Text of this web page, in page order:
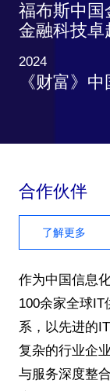
福布斯中国
金融科技卓
2024
《财富》
合作伙伴
了解更多
作为中国信息
100余家全球
系，以先进的
复杂的行业企
与服务深度整